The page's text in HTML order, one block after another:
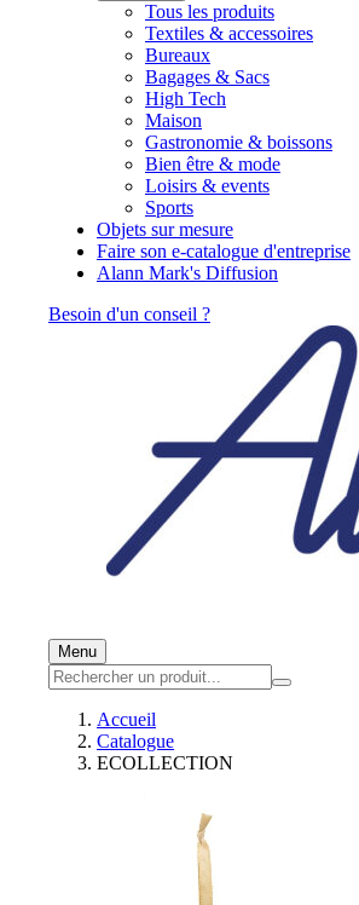
Tous les produits
Textiles & accessoires
Bureaux
Bagages & Sacs
High Tech
Maison
Gastronomie & boissons
Bien être & mode
Loisirs & events
Sports
Objets sur mesure
Faire son e-catalogue d'entreprise
Alann Mark's Diffusion
Besoin d'un conseil ?
Menu
Accueil
Catalogue
ECOLLECTION